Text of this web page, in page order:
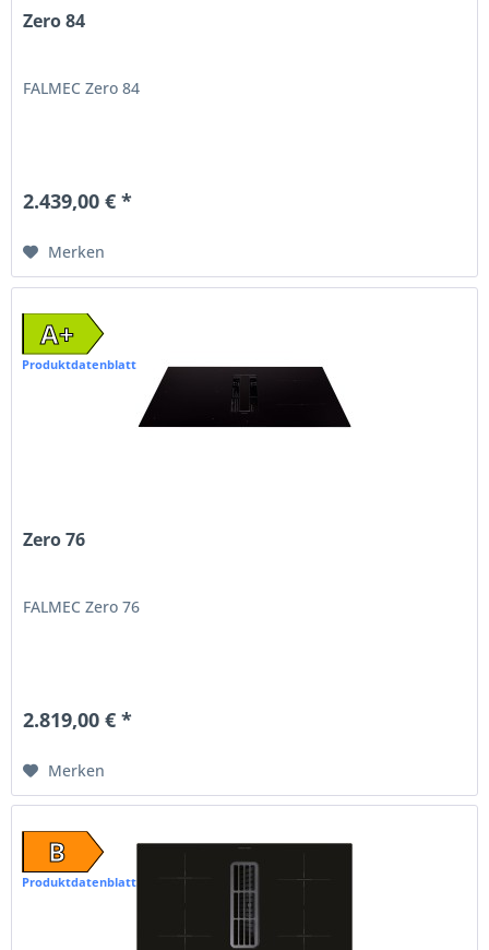
Zero 84
FALMEC Zero 84
2.439,00 € *
Merken
A+
Produktdatenblatt
Zero 76
FALMEC Zero 76
2.819,00 € *
Merken
B
Produktdatenblatt